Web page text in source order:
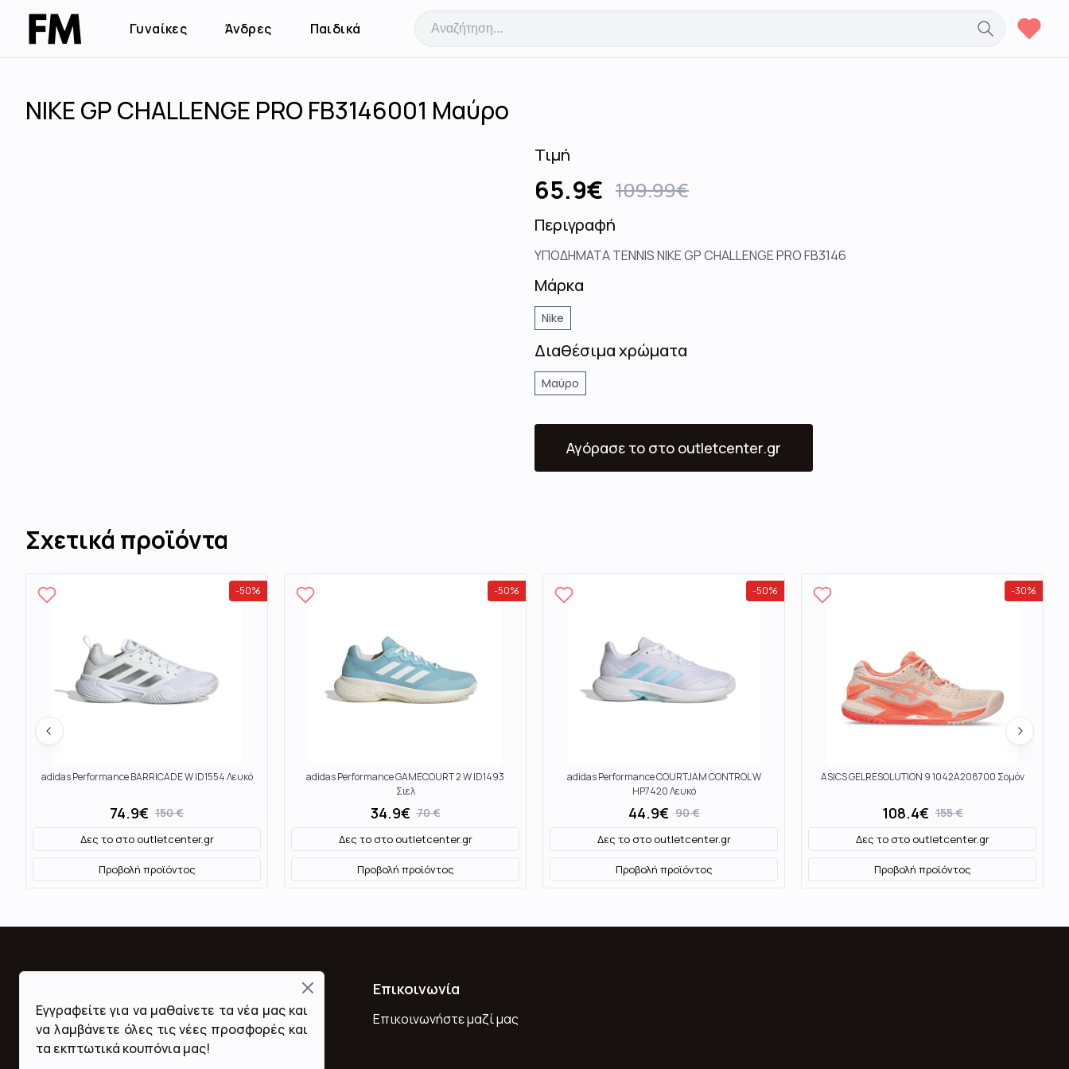
Close
Εγγραφείτε για να μαθαίνετε τα νέα μας και
να λαμβάνετε όλες τις νέες προσφορές και
τα εκπτωτικά κουπόνια μας!
Γυναίκες Άνδρες Παιδικά
NIKE GP CHALLENGE PRO FB3146001 Μαύρο
Τιμή
65.9€ 109.99€
Περιγραφή
ΥΠΟΔΗΜΑΤΑ TENNIS NIKE GP CHALLENGE PRO FB3146
Μάρκα
Nike
Διαθέσιμα χρώματα
Μαύρο
Αγόρασε το στο outletcenter.gr
Σχετικά προϊόντα
-50%
adidas Performance BARRICADE W ID1554 Λευκό
74.9€ 150€
Δες το στο outletcenter.gr
Προβολή προϊόντος
-50%
adidas Performance GAMECOURT 2 W ID1493
Σιελ
34.9€ 70€
Δες το στο outletcenter.gr
Προβολή προϊόντος
-50%
adidas Performance COURTJAM CONTROL W
HP7420 Λευκό
44.9€ 90€
Δες το στο outletcenter.gr
Προβολή προϊόντος
-30%
ASICS GELRESOLUTION 9 1042A208700 Σομόν
108.4€ 155€
Δες το στο outletcenter.gr
Προβολή προϊόντος
Ποιοι Είμαστε
Όροι Χρήσης & Προϋποθέσεις
Επικοινωνία
Επικοινωνήστε μαζί μας